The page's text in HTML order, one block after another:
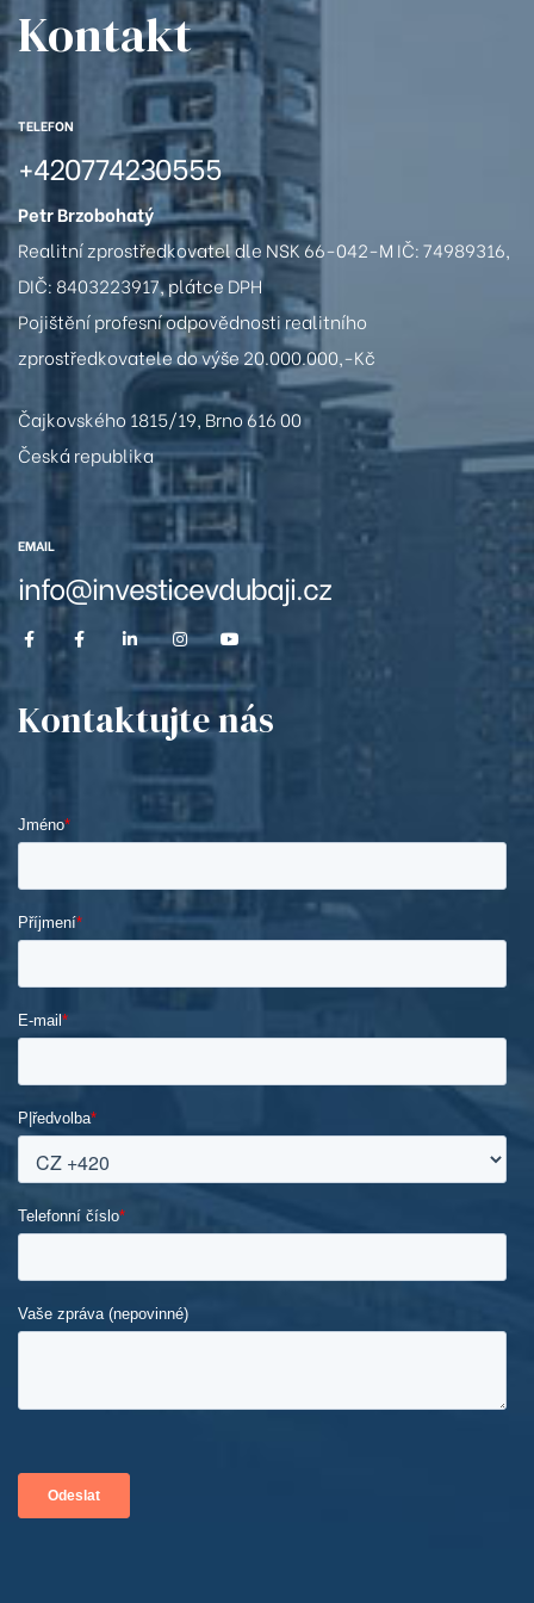
Kontakt
TELEFON
+420774230555
Petr Brzobohatý
Realitní zprostředkovatel dle NSK 66-042-M IČ: 74989316,
DIČ: 8403223917, plátce DPH
Pojištění profesní odpovědnosti realitního
zprostředkovatele do výše 20.000.000,-Kč
Čajkovského 1815/19, Brno 616 00
Česká republika
EMAIL
info@investicevdubaji.cz
Kontaktujte nás